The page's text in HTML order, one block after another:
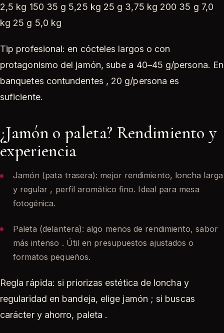
2,5 kg 150 35 g 5,25 kg 25 g 3,75 kg 200 35 g 7,0
kg 25 g 5,0 kg
Tip profesional: en cócteles largos o con
protagonismo del jamón, sube a 40–45 g/persona. En
banquetes contundentes , 20 g/persona es
suficiente.
¿Jamón o paleta? Rendimiento y
experiencia
Jamón (pata trasera): mejor rendimiento, loncha larga
y regular , perfil aromático fino. Ideal para mesa
fotogénica.
Paleta (delantera): algo menos de rendimiento, sabor
más intenso . Útil en presupuestos ajustados o
formatos pequeños.
Regla rápida: si priorizas estética de loncha y
regularidad en bandeja, elige jamón ; si buscas
carácter y ahorro, paleta .